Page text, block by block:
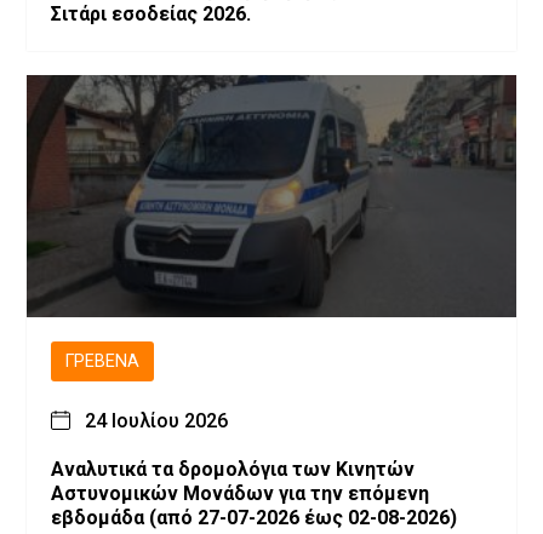
Σιτάρι εσοδείας 2026.
ΓΡΕΒΕΝΆ
24 Ιουλίου 2026
Αναλυτικά τα δρομολόγια των Κινητών
Αστυνομικών Μονάδων για την επόμενη
εβδομάδα (από 27-07-2026 έως 02-08-2026)